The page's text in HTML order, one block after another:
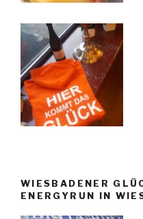
WIESBADENER
ENERGYRUN IN